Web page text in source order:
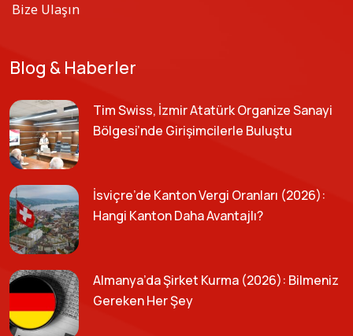
Bize Ulaşın
Blog & Haberler
Tim Swiss, İzmir Atatürk Organize Sanayi
Bölgesi’nde Girişimcilerle Buluştu
İsviçre’de Kanton Vergi Oranları (2026):
Hangi Kanton Daha Avantajlı?
Almanya’da Şirket Kurma (2026): Bilmeniz
Gereken Her Şey